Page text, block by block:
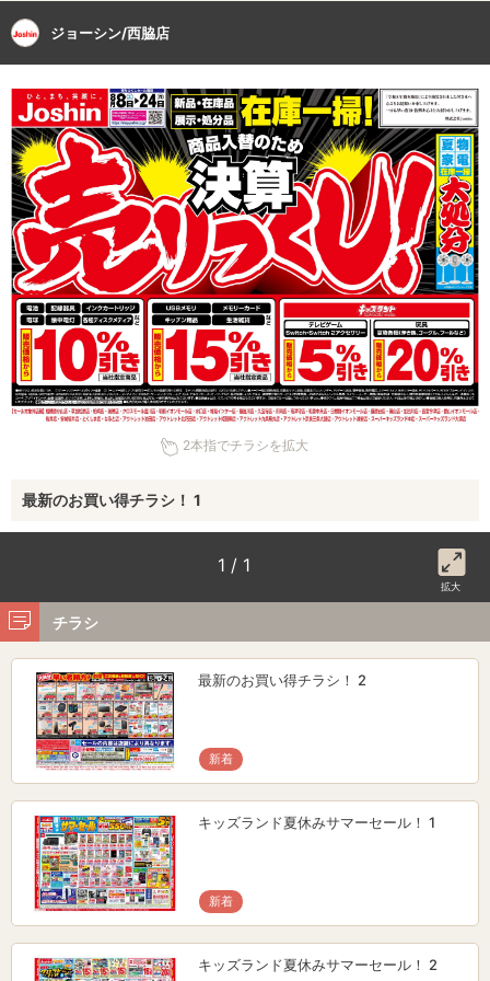
ジョーシン/西脇店
2本指でチラシを拡大
最新のお買い得チラシ！ 1
1 / 1
拡大
チラシ
最新のお買い得チラシ！ 2
新着
キッズランド夏休みサマーセール！ 1
新着
キッズランド夏休みサマーセール！ 2